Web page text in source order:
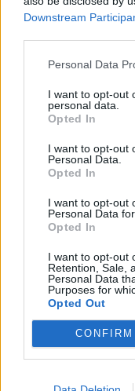
Downstream
Personal Data
I want to opt-out
personal data.
Opted In
I want to opt-out
Personal Data.
Opted In
I want to opt-out
Personal Data
Opted In
I want to opt-out
Retention, Sale,
Personal Data
Purposes for
Opted Out
CONFIRM
Pasaulis
Dingus elektrai ryšių
centre, didelėje
eismas
Naujas krateris